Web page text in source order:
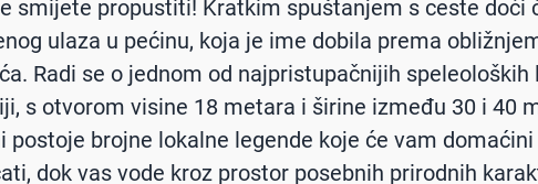
smijete propustiti! Kratkim spuštanjem s ceste doći
ulaza u pećinu, koja je ime dobila prema
Radi se o jednom od najpristupačnijih
s otvorom visine 18 metara i širine između 30 i 40
postoje brojne lokalne legende koje će vam
dok vas vode kroz prostor posebnih prirodnih